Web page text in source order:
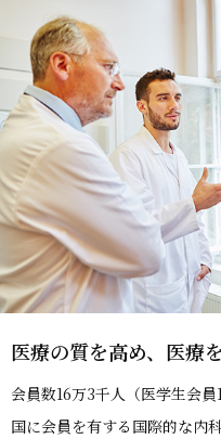
医療の質を高め、医療
会員数16万3千人（医学生会
国に会員を有する国際的な内